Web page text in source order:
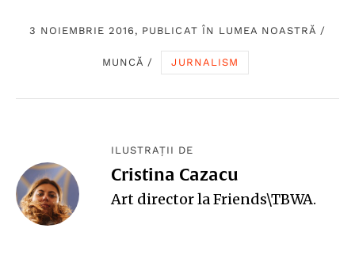
3 NOIEMBRIE 2016, PUBLICAT ÎN LUMEA NOASTRĂ /
MUNCĂ / JURNALISM
ILUSTRAȚII DE
Cristina Cazacu
Art director la Friends\TBWA.